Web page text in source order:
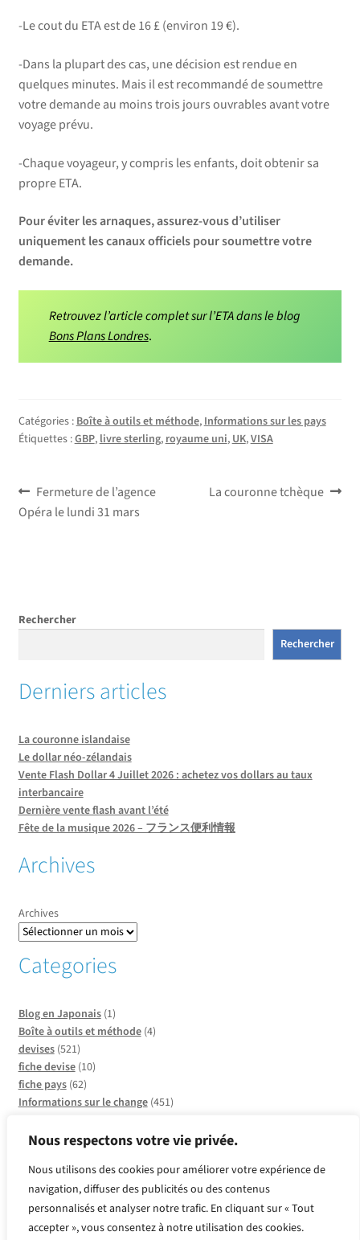
Nous respectons votre vie privée.
Nous utilisons des cookies pour améliorer votre expérience de
navigation, diffuser des publicités ou des contenus
personnalisés et analyser notre trafic. En cliquant sur « Tout
accepter », vous consentez à notre utilisation des cookies.
-Le cout du ETA est de 16 £ (environ 19 €). ​
-Dans la plupart des cas, une décision est rendue en
quelques minutes. Mais il est recommandé de soumettre
votre demande au moins trois jours ouvrables avant votre
voyage prévu. ​
-Chaque voyageur, y compris les enfants, doit obtenir sa
propre ETA.​
Pour éviter les arnaques, assurez-vous d’utiliser
uniquement les canaux officiels pour soumettre votre
demande.​
Retrouvez l’article complet sur l’ETA dans le blog
Bons Plans Londres.
Catégories :Boîte à outils et méthode,Informations sur les pays
Étiquettes :GBP,livre sterling,royaume uni,UK,VISA
Navigation
de
Article
précédent :
Fermeture de l’agence
Opéra le lundi 31 mars
Article
La couronne tchèque
Rechercher
Rechercher
Derniers articles
La couronne islandaise
Le dollar néo-zélandais
Vente Flash Dollar 4 Juillet 2026 : achetez vos dollars au taux
interbancaire
Dernière vente flash avant l’été
Fête de la musique 2026 – フランス便利情報
Archives
Archives
Categories
Blog en Japonais(1)
Boîte à outils et méthode(4)
devises(521)
fiche devise(10)
fiche pays(62)
Informations sur le change(451)
Infos sur CCO(137)
métaux (2)
Produits or et argent(2)
Quelle devise pour quel pays ?(39)
Revue de presse(143)